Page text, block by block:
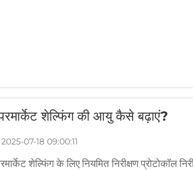
शेल्फिंग की आयु कैसे बढ़ाएं?
2025-07-18 09:00:11
शेल्फिंग के लिए नियमित निरीक्षण प्रोटोकॉल